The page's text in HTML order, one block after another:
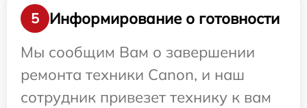
5
Информирование о готовности
Мы сообщим Вам о завершении
ремонта техники Canon, и наш
сотрудник привезет технику к вам